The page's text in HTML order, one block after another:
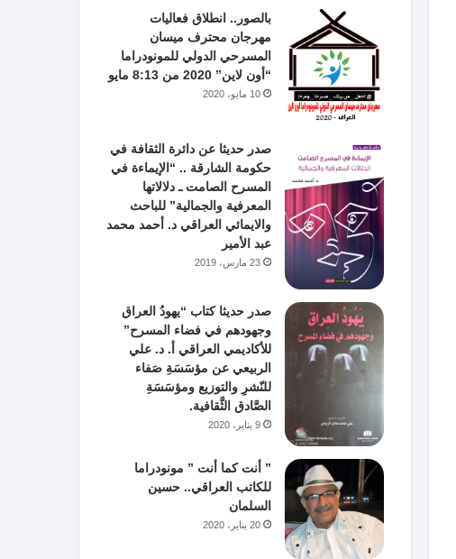
بالصور.. انطلاق فعاليات
مهرجان محترف ميسان
المسرحي الدولي للمونودراما
“أون لاين” 2020 من 8:13 مايو
10 مايو، 2020
صدر حديثا عن دائرة الثقافة في
حكومة الشارقة .. “الإيماءة في
المسرح الصامت ـ دلالاتها
المعرفية والجمالية” للباحث
والايمائي العراقي د. أحمد محمد
عبد الأمير
23 مارس، 2019
صدر حديثا كتاب “يهودُ العراق
وجهودهم في فضاء المسرح”
للأكاديمي العراقي أ. د. علي
الربيعي عن مؤسَسَةِ صَفاء
للنّشرِ والتوزيع ومؤسَسَةِ
الصَّادق الثَّقافية.
9 يناير، 2020
” أنت كما أنت ” مونودراما
للكاتب العراقي.. حسين
السلمان
20 يناير، 2020